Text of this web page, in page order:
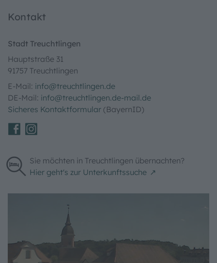
Kontakt
Stadt Treuchtlingen
Hauptstraße 31
91757 Treuchtlingen
E-Mail: info@treuchtlingen.de
DE-Mail: info@treuchtlingen.de-mail.de
Sicheres Kontaktformular (BayernID)
Sie möchten in Treuchtlingen übernachten?
Hier geht's zur Unterkunftssuche